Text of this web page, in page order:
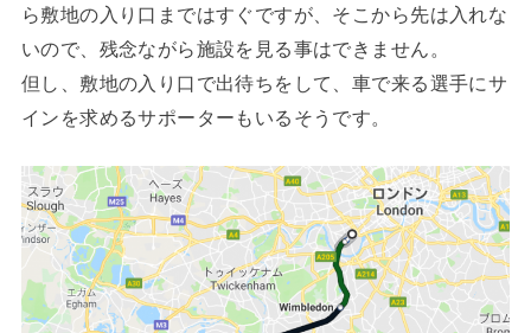
ら敷地の入り口まではすぐですが、そこから先は入れな
いので、残念ながら施設を見る事はできません。
但し、敷地の入り口で出待ちをして、車で来る選手にサ
インを求めるサポーターもいるそうです。